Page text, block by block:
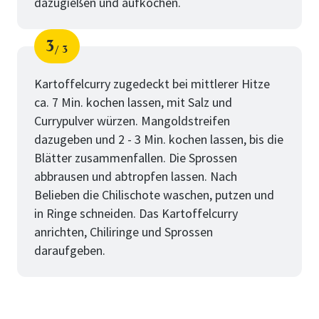
Schritt
3
von
3
Kartoffelcurry zugedeckt bei mittlerer Hitze
ca. 7 Min. kochen lassen, mit Salz und
Currypulver würzen. Mangoldstreifen
dazugeben und 2 - 3 Min. kochen lassen, bis die
Blätter zusammenfallen. Die Sprossen
abbrausen und abtropfen lassen. Nach
Belieben die Chilischote waschen, putzen und
in Ringe schneiden. Das Kartoffelcurry
anrichten, Chiliringe und Sprossen
daraufgeben.